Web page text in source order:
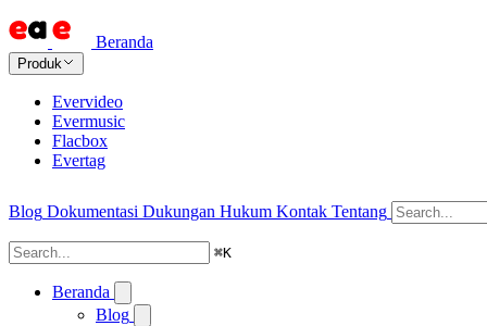
Beranda
Produk
Evervideo
Evermusic
Flacbox
Evertag
Blog Dokumentasi Dukungan Hukum Kontak Tentang
⌘K
Beranda
Blog